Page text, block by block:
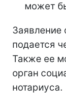
может
Заявление
подается
Также ее
орган
нотариуса.